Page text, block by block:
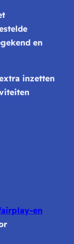
en
inzetten
en